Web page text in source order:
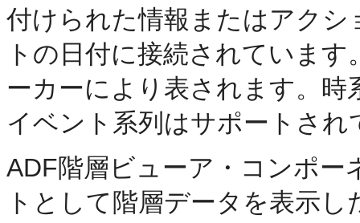
付けられた情報またはアク
トの日付に接続されていま
ーカーにより表されます。
イベント系列はサポートされ
ADF階層ビューア・コンポ
トとして階層データを表示